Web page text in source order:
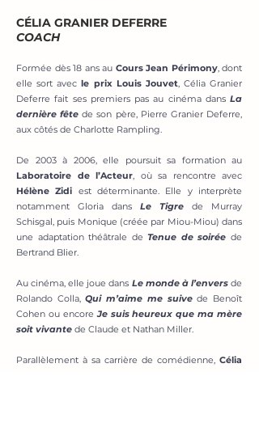
CÉLIA GRANIER DEFERRE
COACH
Formée dès 18 ans au Cours Jean Périmony, dont
elle sort avecle prix Louis Jouvet, Célia Granier
Deferre fait ses premiers pas au cinéma dans La
dernière fête de son père, Pierre Granier Deferre,
aux côtés de Charlotte Rampling.
De 2003 à 2006, elle poursuit sa formation au
Laboratoire de l’Acteur, où sa rencontre avec
Hélène Zidi est déterminante. Elle y interprète
notamment Gloria dans Le Tigre de Murray
Schisgal, puis Monique (créée par Miou-Miou) dans
une adaptation théâtrale deTenue de soirée de
Bertrand Blier.
Au cinéma, elle joue dans Le monde à l’enversde
Rolando Colla,Qui m’aime me suivede Benoît
Cohen ou encore Je suis heureux que ma mère
soit vivante de Claude et Nathan Miller.
Parallèlement à sa carrière de comédienne, Célia